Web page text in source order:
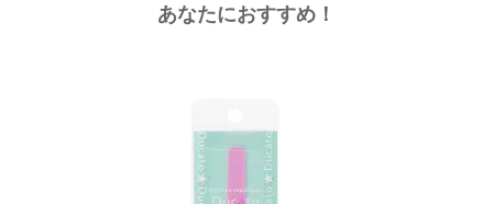
あなたにおすすめ！